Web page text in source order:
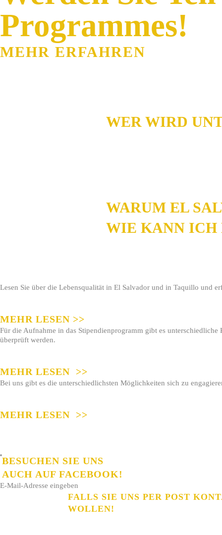
Programmes!
MEHR ERFAHREN
WER WIRD
WARUM EL
WIE KANN ICH
Lesen Sie über die Lebensqualität in El Salvador und in Taquillo und
MEHR LESEN >>
Für die Aufnahme in das Stipendienprogramm gibt es
überprüft werden.
MEHR LESEN >>
Bei uns gibt es die unterschiedlichsten Möglichkeiten sich zu
MEHR LESEN >>
BESUCHEN SIE UNS
AUCH AUF FACEBOOK!
E-Mail-Adresse eingeben
FALLS SIE UNS PER POST
WOLLEN!